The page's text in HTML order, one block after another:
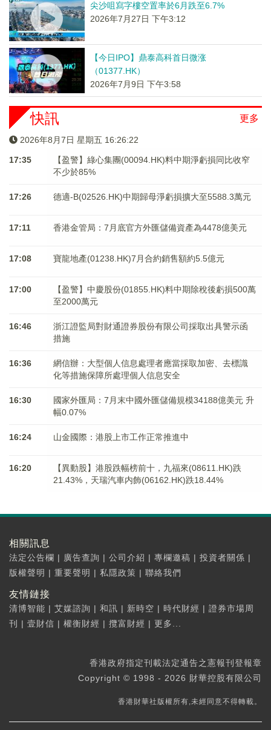
尖沙咀寫字樓空置率於6月跌至6.7%
2026年7月27日 下午3:12
【今日IPO】鼎泰高科首日微涨
（01377.HK）
2026年7月9日 下午3:58
更多
快訊
2026年8月7日 星期五 16:26:22
17:35
【盈警】綠心集團(00094.HK)料中期淨虧損同比收窄
不少於85%
17:26 德適-B(02526.HK)中期歸母淨虧損擴大至5588.3萬元
17:11 香港金管局：7月底官方外匯儲備資產為4478億美元
17:08 寶龍地產(01238.HK)7月合約銷售額約5.5億元
17:00
【盈警】中慶股份(01855.HK)料中期除稅後虧損500萬
至2000萬元
16:46
浙江證監局對財通證券股份有限公司採取出具警示函
措施
16:36
網信辦：大型個人信息處理者應當採取加密、去標識
化等措施保障所處理個人信息安全
16:30
國家外匯局：7月末中國外匯儲備規模34188億美元 升
幅0.07%
16:24 山金國際：港股上市工作正常推進中
16:20
【異動股】港股跌幅榜前十，九福來(08611.HK)跌
21.43%，天瑞汽車内飾(06162.HK)跌18.44%
相關訊息
法定公告欄 | 廣告查詢 | 公司介紹 | 專欄邀稿 | 投資者關係 |
版權聲明 | 重要聲明 | 私隱政策 | 聯絡我們
友情鏈接
清博智能 | 艾媒諮詢 | 和訊 | 新時空 | 時代財經 | 證券市場周
刊
| 壹財信 | 權衡財經 | 攬富財經 | 更多...
香港政府指定刊載法定通告之憲報刊登報章
Copyright © 1998 - 2026 財華控股有限公司
香港財華社版權所有,未經同意不得轉載。